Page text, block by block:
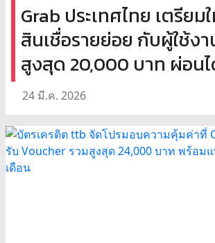
Grab ประเทศไทย เตรียม
สินเชื่อรายย่อย กับผู้ใช้ง
สูงสุด 20,000 บาท ผ่อน
24 มี.ค. 2026